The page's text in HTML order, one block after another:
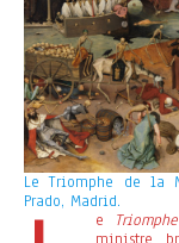
Le Triomphe de la
Prado, Madrid.
e